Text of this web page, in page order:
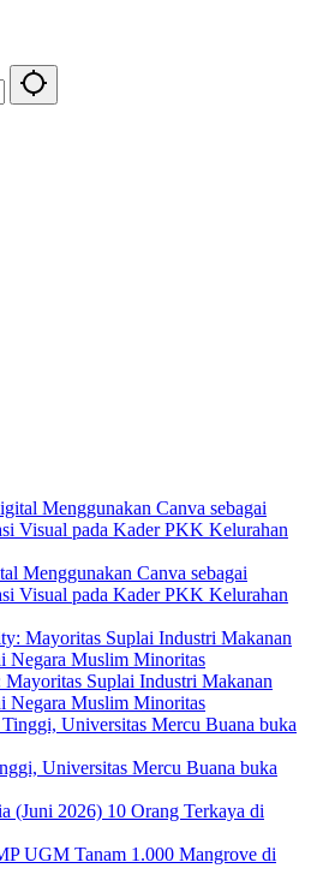
Menggunakan Canva sebagai
Visual pada Kader PKK Kelurahan
Suplai Industri Makanan
Negara Muslim Minoritas
Universitas Mercu Buana buka
10 Orang Terkaya di